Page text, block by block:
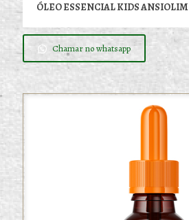
ÓLEO ESSENCIAL KIDS ANSIOLIM
Chamar no whatsapp